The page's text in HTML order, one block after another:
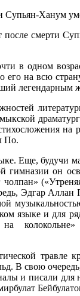
Ханум
смерти
в одном
его на всю
легендарным
По.
Еще, будучи
гимназии он
Эдгар
языке и для
В свою
и писали для